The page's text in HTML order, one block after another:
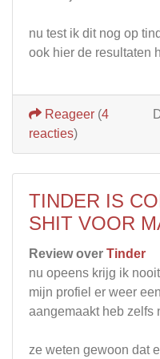
nu test ik dit nog op
ook hier de resultaten
Reageer (4
reacties)
TINDER IS
SHIT VOOR
Review over Tinder
nu opeens krijg ik
mijn profiel er weer
aangemaakt heb zelfs
ze weten gewoon dat